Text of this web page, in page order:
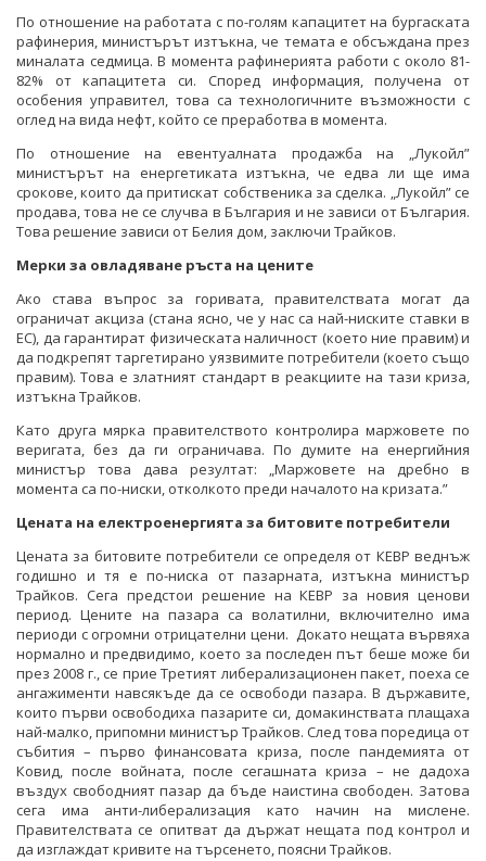
По отношение на работата с по-голям капацитет на бургаската
рафинерия, министърът изтъкна, че темата е обсъждана през
миналата седмица. В момента рафинерията работи с около 81-
82% от капацитета си. Според информация, получена от
особения управител, това са технологичните възможности с
оглед на вида нефт, който се преработва в момента.
По отношение на евентуалната продажба на „Лукойл”
министърът на енергетиката изтъкна, че едва ли ще има
срокове, които да притискат собственика за сделка. „Лукойл” се
продава, това не се случва в България и не зависи от България.
Това решение зависи от Белия дом, заключи Трайков.
Мерки за овладяване ръста на цените
Ако става въпрос за горивата, правителствата могат да
ограничат акциза (стана ясно, че у нас са най-ниските ставки в
ЕС), да гарантират физическата наличност (което ние правим) и
да подкрепят таргетирано уязвимите потребители (което също
правим). Това е златният стандарт в реакциите на тази криза,
изтъкна Трайков.
Като друга мярка правителството контролира маржовете по
веригата, без да ги ограничава. По думите на енергийния
министър това дава резултат: „Маржовете на дребно в
момента са по-ниски, отколкото преди началото на кризата.”
Цената на електроенергията за битовите потребители
Цената за битовите потребители се определя от КЕВР веднъж
годишно и тя е по-ниска от пазарната, изтъкна министър
Трайков. Сега предстои решение на КЕВР за новия ценови
период. Цените на пазара са волатилни, включително има
периоди с огромни отрицателни цени. Докато нещата вървяха
нормално и предвидимо, което за последен път беше може би
през 2008 г., се прие Третият либерализационен пакет, поеха се
ангажименти навсякъде да се освободи пазара. В държавите,
които първи освободиха пазарите си, домакинствата плащаха
най-малко, припомни министър Трайков. След това поредица от
събития – първо финансовата криза, после пандемията от
Ковид, после войната, после сегашната криза – не дадоха
въздух свободният пазар да бъде наистина свободен. Затова
сега има анти-либерализация като начин на мислене.
Правителствата се опитват да държат нещата под контрол и
да изглаждат кривите на търсенето, поясни Трайков.